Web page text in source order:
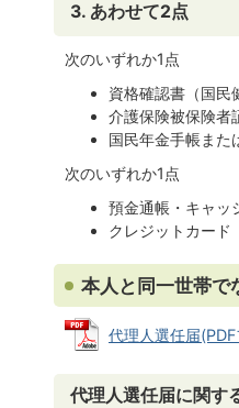
3. あわせて2点
次のいずれか1点
資格確認書（国民
介護保険被保険者
国民年金手帳また
次のいずれか1点
預金通帳・キャッ
クレジットカード
本人と同一世帯で
代理人選任届
代理人選任届に関す